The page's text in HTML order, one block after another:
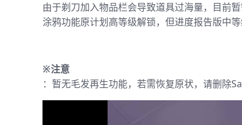
由于剃刀加入物品栏会导致道具过海量，目前
涂鸦功能原计划高等级解锁，但进度报告版中
※注意
：暂无毛发再生功能，若需恢复原状，请删除